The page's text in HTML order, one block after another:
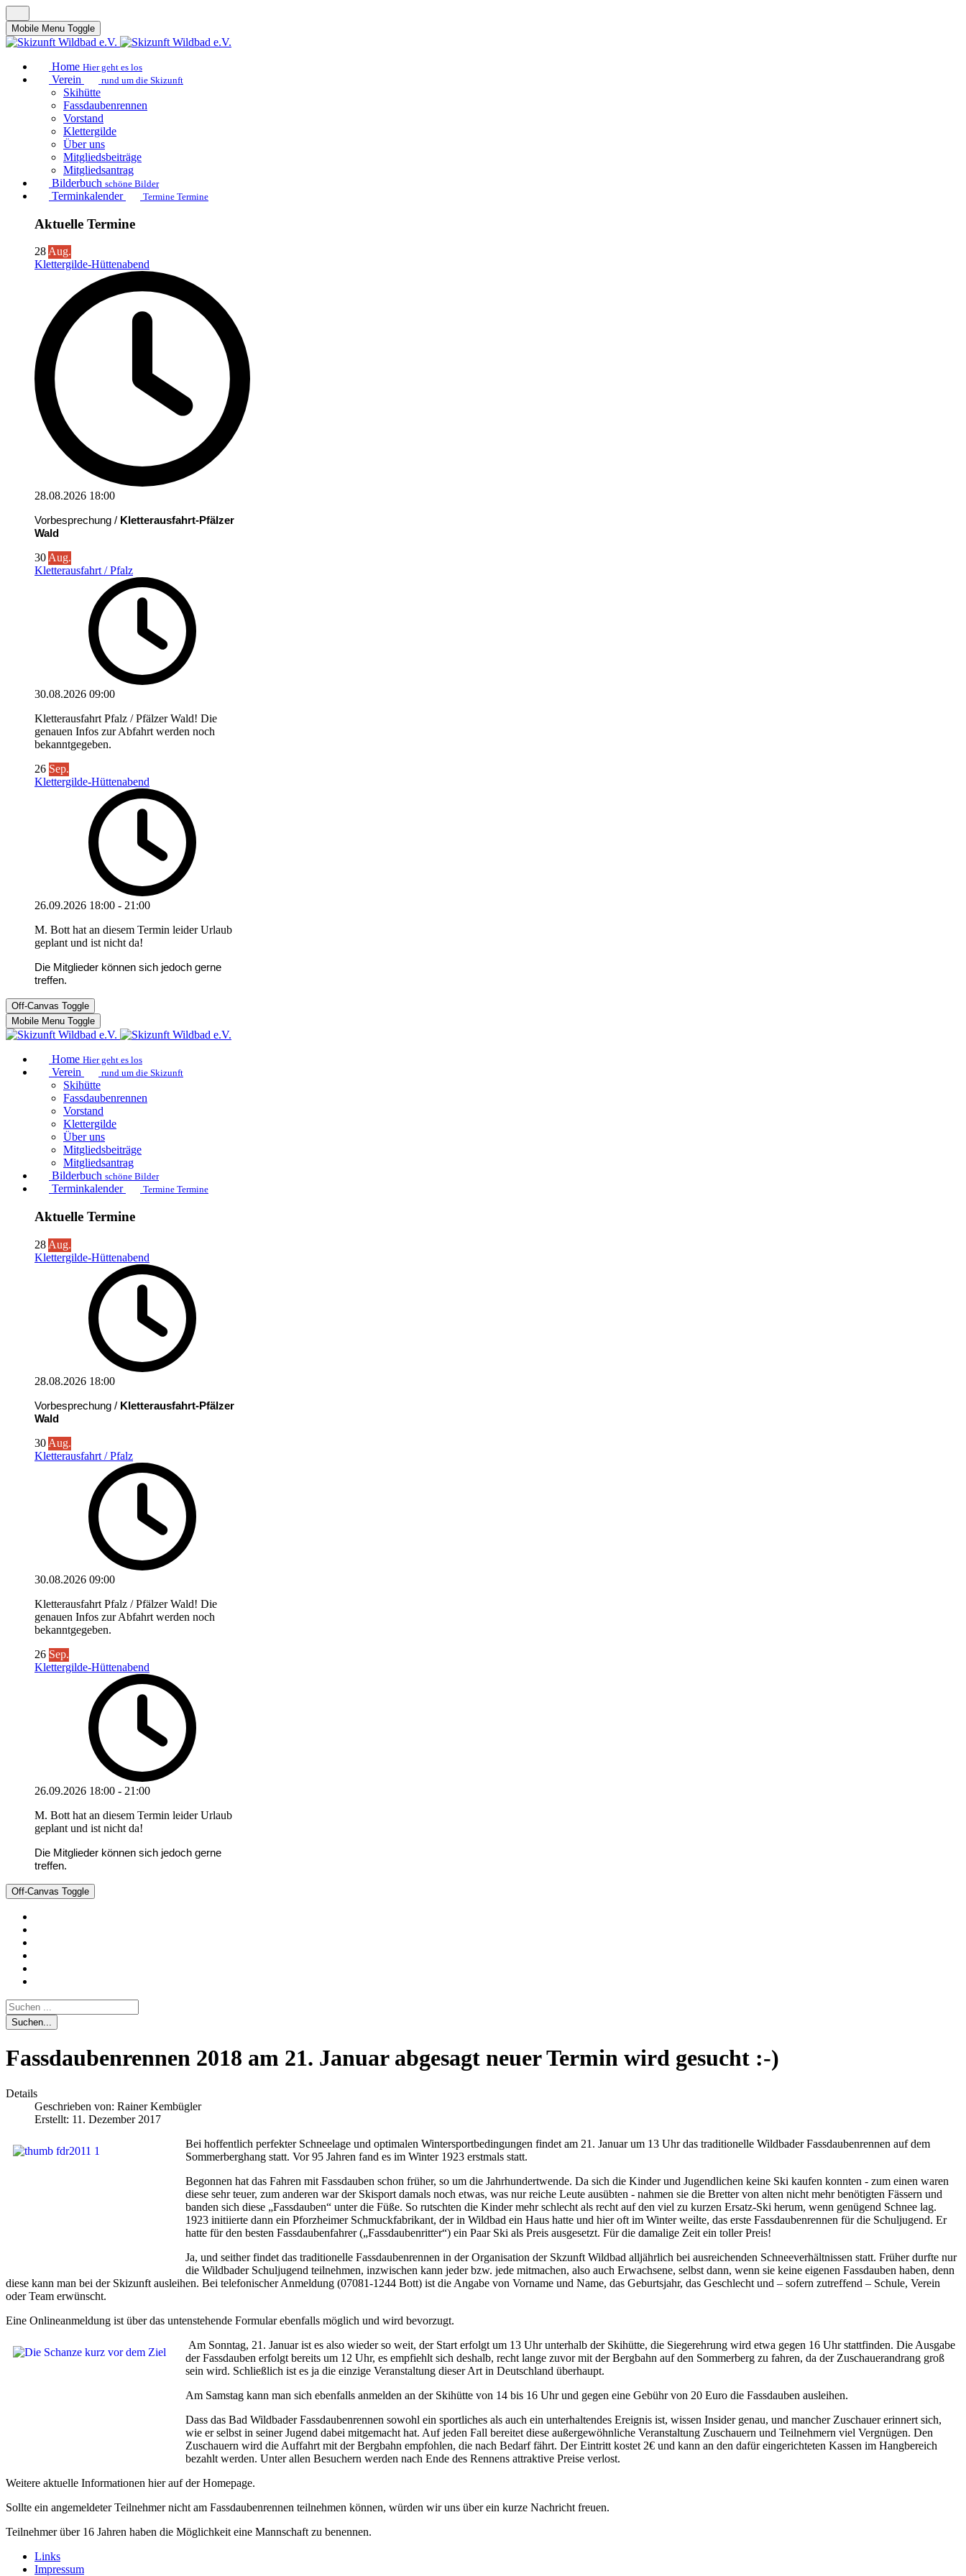
Mobile Menu Toggle
Home Hier geht es los
Verein rund um die Skizunft
Skihütte
Fassdaubenrennen
Vorstand
Klettergilde
Über uns
Mitgliedsbeiträge
Mitgliedsantrag
Bilderbuch schöne Bilder
Terminkalender Termine Termine
Aktuelle Termine
28Aug.
Klettergilde-Hüttenabend
28.08.2026 18:00
Vorbesprechung / Kletterausfahrt-Pfälzer
Wald
30Aug.
Kletterausfahrt / Pfalz
30.08.2026 09:00
Kletterausfahrt Pfalz / Pfälzer Wald! Die
genauen Infos zur Abfahrt werden noch
bekanntgegeben.
26 Sep.
Klettergilde-Hüttenabend
26.09.2026 18:00 - 21:00
M. Bott hat an diesem Termin leider Urlaub
geplant und ist nicht da!
Die Mitglieder können sich jedoch gerne
treffen.
Off-Canvas Toggle
Mobile Menu Toggle
Home Hier geht es los
Verein rund um die Skizunft
Skihütte
Fassdaubenrennen
Vorstand
Klettergilde
Über uns
Mitgliedsbeiträge
Mitgliedsantrag
Bilderbuch schöne Bilder
Terminkalender Termine Termine
Aktuelle Termine
28 Aug.
Klettergilde-Hüttenabend
28.08.2026 18:00
Vorbesprechung / Kletterausfahrt-Pfälzer
Wald
30 Aug.
Kletterausfahrt / Pfalz
30.08.2026 09:00
Kletterausfahrt Pfalz / Pfälzer Wald! Die
genauen Infos zur Abfahrt werden noch
bekanntgegeben.
26 Sep.
Klettergilde-Hüttenabend
26.09.2026 18:00 - 21:00
M. Bott hat an diesem Termin leider Urlaub
geplant und ist nicht da!
Die Mitglieder können sich jedoch gerne
treffen.
Off-Canvas Toggle
Suchen...
Fassdaubenrennen 2018 am 21. Januar abgesagt neuer Termin wird gesucht :-)
Details
Geschrieben von: Rainer Kembügler
Erstellt: 11. Dezember 2017
Bei hoffentlich perfekter Schneelage und optimalen Wintersportbedingungen findet am 21. Januar um 13 Uhr das traditionelle Wildbader Fassdaubenrennen auf dem
Sommerberghang statt. Vor 95 Jahren fand es im Winter 1923 erstmals statt.
Begonnen hat das Fahren mit Fassdauben schon früher, so um die Jahrhundertwende. Da sich die Kinder und Jugendlichen keine Ski kaufen konnten - zum einen waren
diese sehr teuer, zum anderen war der Skisport damals noch etwas, was nur reiche Leute ausübten - nahmen sie die Bretter von alten nicht mehr benötigten Fässern und
banden sich diese „Fassdauben“ unter die Füße. So rutschten die Kinder mehr schlecht als recht auf den viel zu kurzen Ersatz-Ski herum, wenn genügend Schnee lag.
1923 initiierte dann ein Pforzheimer Schmuckfabrikant, der in Wildbad ein Haus hatte und hier oft im Winter weilte, das erste Fassdaubenrennen für die Schuljugend. Er
hatte für den besten Fassdaubenfahrer („Fassdaubenritter“) ein Paar Ski als Preis ausgesetzt. Für die damalige Zeit ein toller Preis!
Ja, und seither findet das traditionelle Fassdaubenrennen in der Organisation der Skzunft Wildbad alljährlich bei ausreichenden Schneeverhältnissen statt. Früher durfte nur
die Wildbader Schuljugend teilnehmen, inzwischen kann jeder bzw. jede mitmachen, also auch Erwachsene, selbst dann, wenn sie keine eigenen Fassdauben haben, denn
diese kann man bei der Skizunft ausleihen. Bei telefonischer Anmeldung (07081-1244 Bott) ist die Angabe von Vorname und Name, das Geburtsjahr, das Geschlecht und – sofern zutreffend – Schule, Verein
oder Team erwünscht.
Eine Onlineanmeldung ist über das untenstehende Formular ebenfalls möglich und wird bevorzugt.
Am Sonntag, 21. Januar ist es also wieder so weit, der Start erfolgt um 13 Uhr unterhalb der Skihütte, die Siegerehrung wird etwa gegen 16 Uhr stattfinden. Die Ausgabe
der Fassdauben erfolgt bereits um 12 Uhr, es empfiehlt sich deshalb, recht lange zuvor mit der Bergbahn auf den Sommerberg zu fahren, da der Zuschauerandrang groß
sein wird. Schließlich ist es ja die einzige Veranstaltung dieser Art in Deutschland überhaupt.
Am Samstag kann man sich ebenfalls anmelden an der Skihütte von 14 bis 16 Uhr und gegen eine Gebühr von 20 Euro die Fassdauben ausleihen.
Dass das Bad Wildbader Fassdaubenrennen sowohl ein sportliches als auch ein unterhaltendes Ereignis ist, wissen Insider genau, und mancher Zuschauer erinnert sich,
wie er selbst in seiner Jugend dabei mitgemacht hat. Auf jeden Fall bereitet diese außergewöhnliche Veranstaltung Zuschauern und Teilnehmern viel Vergnügen. Den
Zuschauern wird die Auffahrt mit der Bergbahn empfohlen, die nach Bedarf fährt. Der Eintritt kostet 2€ und kann an den dafür eingerichteten Kassen im Hangbereich
bezahlt werden. Unter allen Besuchern werden nach Ende des Rennens attraktive Preise verlost.
Weitere aktuelle Informationen hier auf der Homepage.
Sollte ein angemeldeter Teilnehmer nicht am Fassdaubenrennen teilnehmen können, würden wir uns über ein kurze Nachricht freuen.
Teilnehmer über 16 Jahren haben die Möglichkeit eine Mannschaft zu benennen.
Links
Impressum